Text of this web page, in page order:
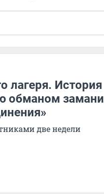
лагеря. История
обманом
две недели